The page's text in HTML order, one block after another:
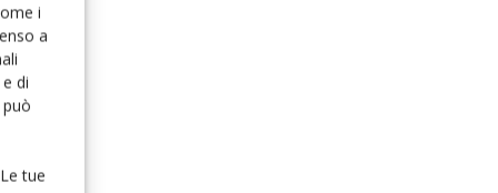
i
a
di
tue